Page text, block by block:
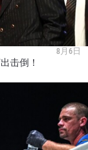
8月6日
击倒！